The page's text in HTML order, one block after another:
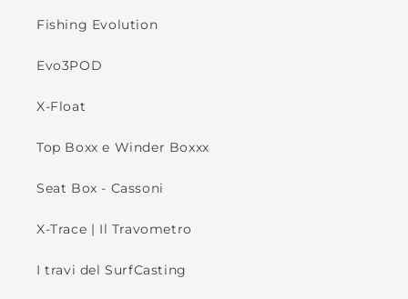
Fishing Evolution
Evo3POD
X-Float
Top Boxx e Winder Boxxx
Seat Box - Cassoni
X-Trace | Il Travometro
I travi del SurfCasting